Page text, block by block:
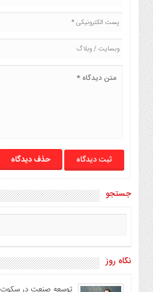
حذف دیدگاه
جستجو
نگاه روز